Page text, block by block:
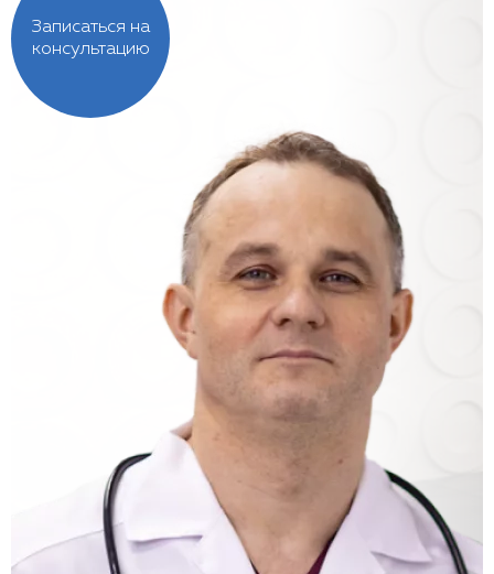
Записаться на
консультацию